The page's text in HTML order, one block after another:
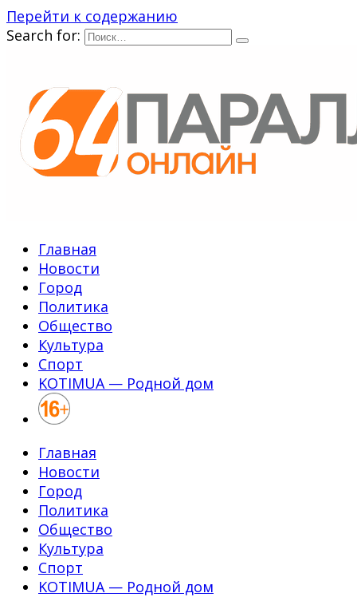
Перейти к содержанию
Search for:
Главная
Новости
Город
Политика
Общество
Культура
Спорт
KOTIMUA — Родной дом
Главная
Новости
Город
Политика
Общество
Культура
Спорт
KOTIMUA — Родной дом